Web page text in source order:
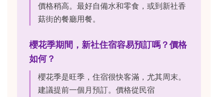
價格稍高。最好自備水和零食，或到新社香
菇街的餐廳用餐。
櫻花季期間，新社住宿容易預訂嗎？價格
如何？
櫻花季是旺季，住宿很快客滿，尤其周末。
建議提前一個月預訂。價格從民宿